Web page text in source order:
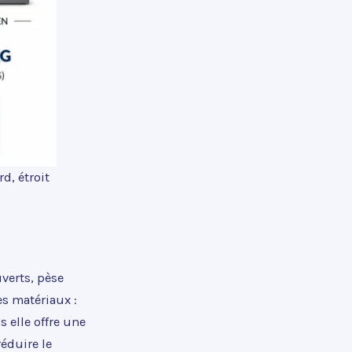
étroit
pèse
matériaux :
elle offre une
le